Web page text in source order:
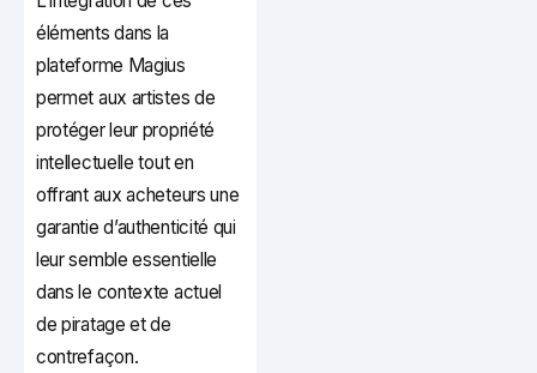
éléments dans la
plateforme Magius
permet aux artistes de
protéger leur propriété
intellectuelle tout en
offrant aux acheteurs une
garantie d’authenticité qui
leur semble essentielle
dans le contexte actuel
de piratage et de
contrefaçon.